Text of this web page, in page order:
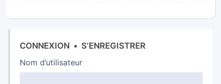
CONNEXION • S’ENREGISTRER
Nom d’utilisateur